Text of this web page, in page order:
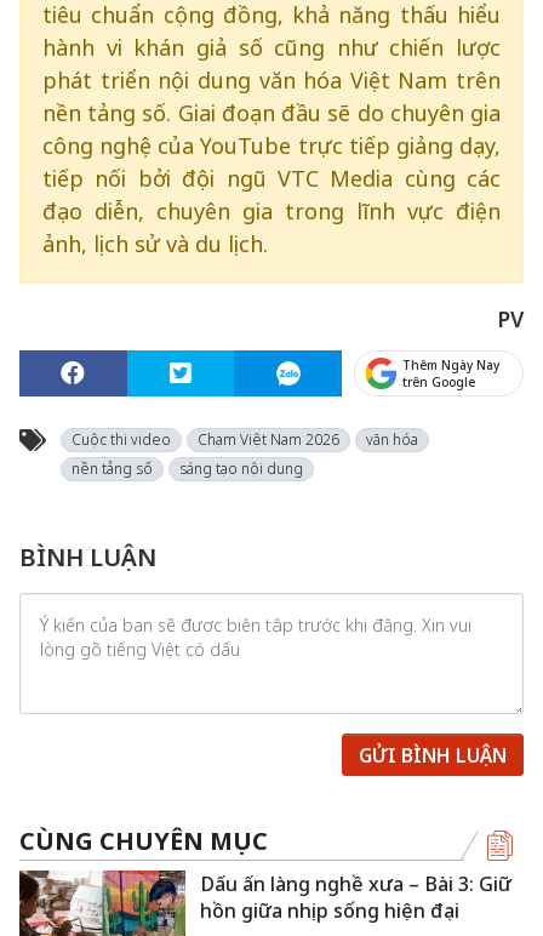
tiêu chuẩn cộng đồng, khả năng thấu hiểu
hành vi khán giả số cũng như chiến lược
phát triển nội dung văn hóa Việt Nam trên
nền tảng số. Giai đoạn đầu sẽ do chuyên gia
công nghệ của YouTube trực tiếp giảng dạy,
tiếp nối bởi đội ngũ VTC Media cùng các
đạo diễn, chuyên gia trong lĩnh vực điện
ảnh, lịch sử và du lịch.
PV
Thêm Ngày Nay
trên Google
Cuộc thi video Chạm Việt Nam 2026
văn hóa
nền tảng số
sáng tạo nội dung
BÌNH LUẬN
GỬI BÌNH LUẬN
CÙNG CHUYÊN MỤC
Dấu ấn làng nghề xưa – Bài 3: Giữ
hồn giữa nhịp sống hiện đại